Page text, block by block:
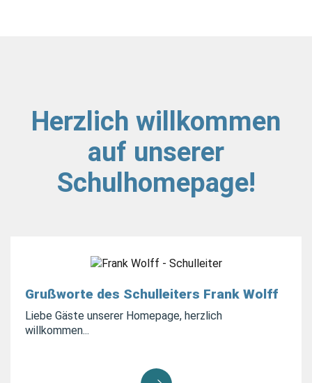
Herzlich willkommen
auf unserer
Schulhomepage!
Grußworte des Schulleiters Frank Wolff
Liebe Gäste unserer Homepage, herzlich
willkommen...